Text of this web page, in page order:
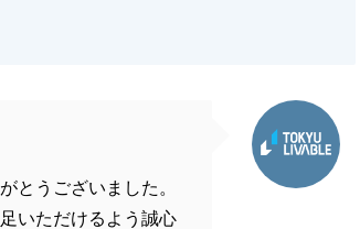
とうございました。
いただけるよう誠心